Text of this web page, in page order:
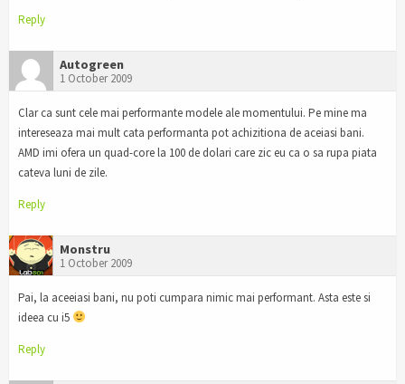
Reply
Autogreen
1 October 2009
Clar ca sunt cele mai performante modele ale momentului. Pe mine ma
intereseaza mai mult cata performanta pot achizitiona de aceiasi bani.
AMD imi ofera un quad-core la 100 de dolari care zic eu ca o sa rupa piata
cateva luni de zile.
Reply
Monstru
1 October 2009
Pai, la aceeiasi bani, nu poti cumpara nimic mai performant. Asta este si
ideea cu i5
Reply